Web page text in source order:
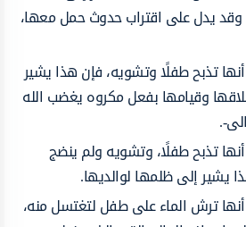
وقد يدل على اقتراب حدوث حمل معها،
تذبح طفلًا وتشويه، فإن هذا يشير
وقيامها بفعل مكروه يغضب الله
.
تذبح طفلًا، وتشويه ولم ينضج
يشير إلى ظلمها لوالديها.
ترش الماء على طفل لتغتسل منه،